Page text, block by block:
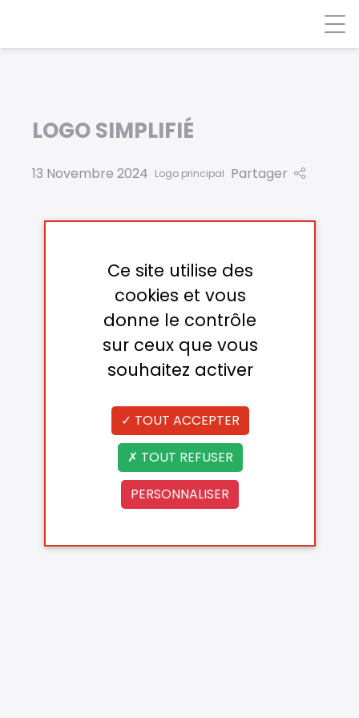
LOGO SIMPLIFIÉ
13 Novembre 2024 Logo principal Partager
Ce site utilise des
cookies et vous
donne le contrôle
sur ceux que vous
souhaitez activer
TOUT ACCEPTER
TOUT REFUSER
PERSONNALISER